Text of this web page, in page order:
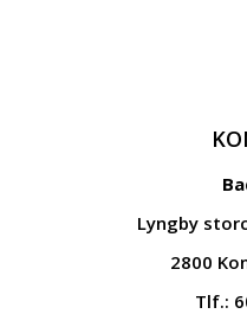
Lyngby
2800
Tlf.: